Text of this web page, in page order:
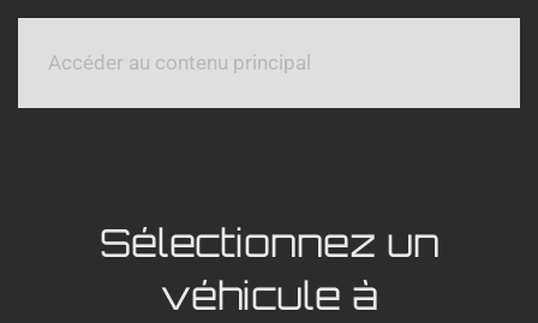
Accéder au contenu principal
Sélectionnez un
véhicule à